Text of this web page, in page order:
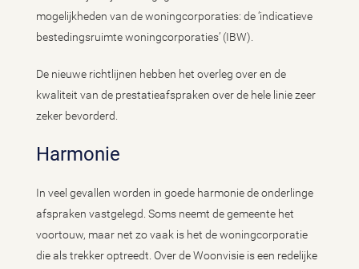
mogelijkheden van de woningcorporaties: de ‘indicatieve
bestedingsruimte woningcorporaties’ (IBW).
De nieuwe richtlijnen hebben het overleg over en de
kwaliteit van de prestatieafspraken over de hele linie zeer
zeker bevorderd.
Harmonie
In veel gevallen worden in goede harmonie de onderlinge
afspraken vastgelegd. Soms neemt de gemeente het
voortouw, maar net zo vaak is het de woningcorporatie
die als trekker optreedt. Over de Woonvisie is een redelijke